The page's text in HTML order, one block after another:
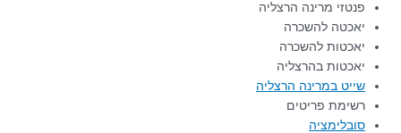
פנטזי מרינה הרצליה
יאכטה להשכרה
יאכטות להשכרה
יאכטות בהרצליה
שייט במרינה הרצליה
רשימת פריטים
סובלימציה